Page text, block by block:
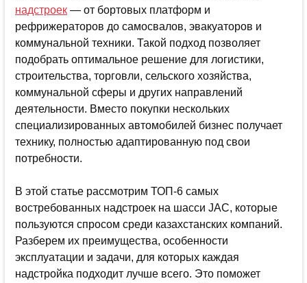
надстроек — от бортовых платформ и
рефрижераторов до самосвалов, эвакуаторов и
коммунальной техники. Такой подход позволяет
подобрать оптимальное решение для логистики,
строительства, торговли, сельского хозяйства,
коммунальной сферы и других направлений
деятельности. Вместо покупки нескольких
специализированных автомобилей бизнес получает
технику, полностью адаптированную под свои
потребности.
В этой статье рассмотрим ТОП-6 самых
востребованных надстроек на шасси JAC, которые
пользуются спросом среди казахстанских компаний.
Разберем их преимущества, особенности
эксплуатации и задачи, для которых каждая
надстройка подходит лучше всего. Это поможет